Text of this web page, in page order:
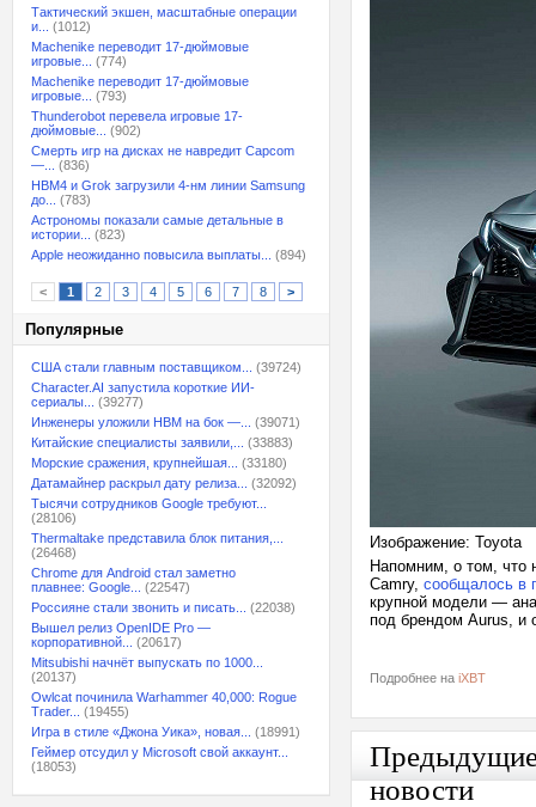
Тактический экшен, масштабные операции
и...
(1012)
Machenike переводит 17-дюймовые
игровые...
(774)
Machenike переводит 17-дюймовые
игровые...
(793)
Thunderobot перевела игровые 17-
дюймовые...
(902)
Смерть игр на дисках не навредит Capcom
—...
(836)
HBM4 и Grok загрузили 4-нм линии Samsung
до...
(783)
Астрономы показали самые детальные в
истории...
(823)
Apple неожиданно повысила выплаты...
(894)
< 1 2 3 4 5 6 7 8 >
Популярные
США стали главным поставщиком...
(39724)
Character.AI запустила короткие ИИ-
сериалы...
(39277)
Инженеры уложили HBM на бок —...
(39071)
Китайские специалисты заявили,...
(33883)
Морские сражения, крупнейшая...
(33180)
Датамайнер раскрыл дату релиза...
(32092)
Тысячи сотрудников Google требуют...
(28106)
Thermaltake представила блок питания,...
(26468)
Chrome для Android стал заметно
плавнее: Google...
(22547)
Россияне стали звонить и писать...
(22038)
Вышел релиз OpenIDE Pro —
корпоративной...
(20617)
Mitsubishi начнёт выпускать по 1000...
(20137)
Owlcat починила Warhammer 40,000: Rogue
Trader...
(19455)
Игра в стиле «Джона Уика», новая...
(18991)
Геймер отсудил у Microsoft свой аккаунт...
(18053)
Изображение: Toyota
Напомним, о том, что
Camry, сообщалось в
крупной модели —
под брендом Aurus, и
Подробнее на iXBT
новости